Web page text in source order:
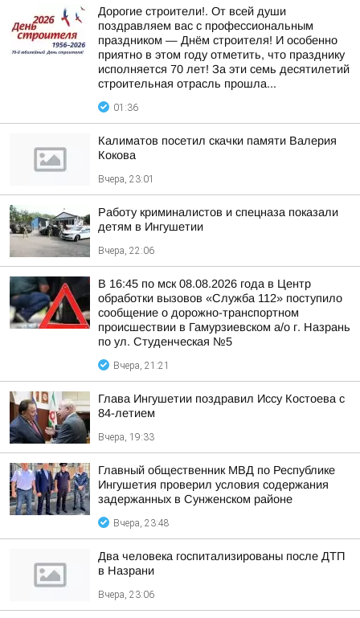
Дорогие строители!. От всей души
поздравляем вас с профессиональным
праздником — Днём строителя! И особенно
приятно в этом году отметить, что празднику
исполняется 70 лет! За эти семь десятилетий
строительная отрасль прошла...
01:36
Калиматов посетил скачки памяти Валерия
Кокова
Вчера, 23:01
Работу криминалистов и спецназа показали
детям в Ингушетии
Вчера, 22:06
В 16:45 по мск 08.08.2026 года в Центр
обработки вызовов «Служба 112» поступило
сообщение о дорожно-транспортном
происшествии в Гамурзиевском а/о г. Назрань
по ул. Студенческая №5
Вчера, 21:21
Глава Ингушетии поздравил Иссу Костоева с
84-летием
Вчера, 19:33
Главный общественник МВД по Республике
Ингушетия проверил условия содержания
задержанных в Сунженском районе
Вчера, 23:48
Два человека госпитализированы после ДТП
в Назрани
Вчера, 23:06